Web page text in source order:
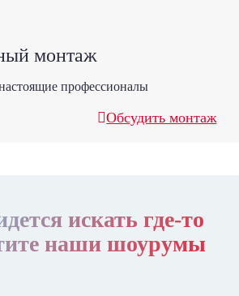
монтаж
профессионалы
Обсудить монтаж
искать где-то
наши шоурумы